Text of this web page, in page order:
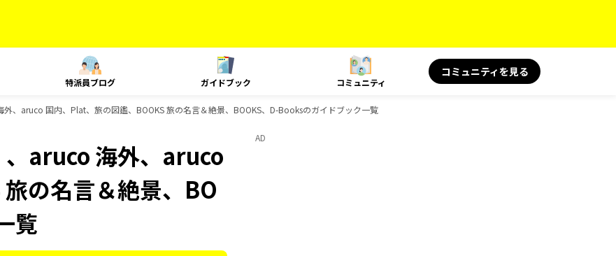
特派員ブログ ガイドブック コミュニティ
コミュニティを見る
、aruco 国内、Plat、旅の図鑑、BOOKS 旅の名言＆絶景、BOOKS、D-Booksのガイドブック一覧
、aruco 海外、aruco
の名言＆絶景、BO
覧
AD